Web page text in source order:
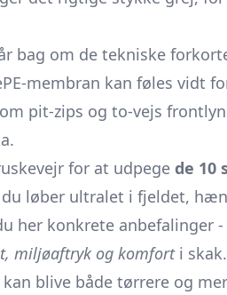
bag om de tekniske
membran kan føles vidt
pit-zips og to-vejs
for at udpege de 10
løber ultralet i fjeldet,
her konkrete anbefalinger -
miljøaftryk og komforti skak.
blive både tørrere og